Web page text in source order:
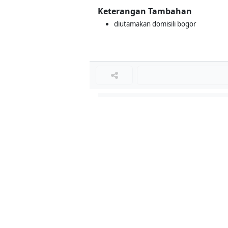
Keterangan Tambahan
diutamakan domisili bogor